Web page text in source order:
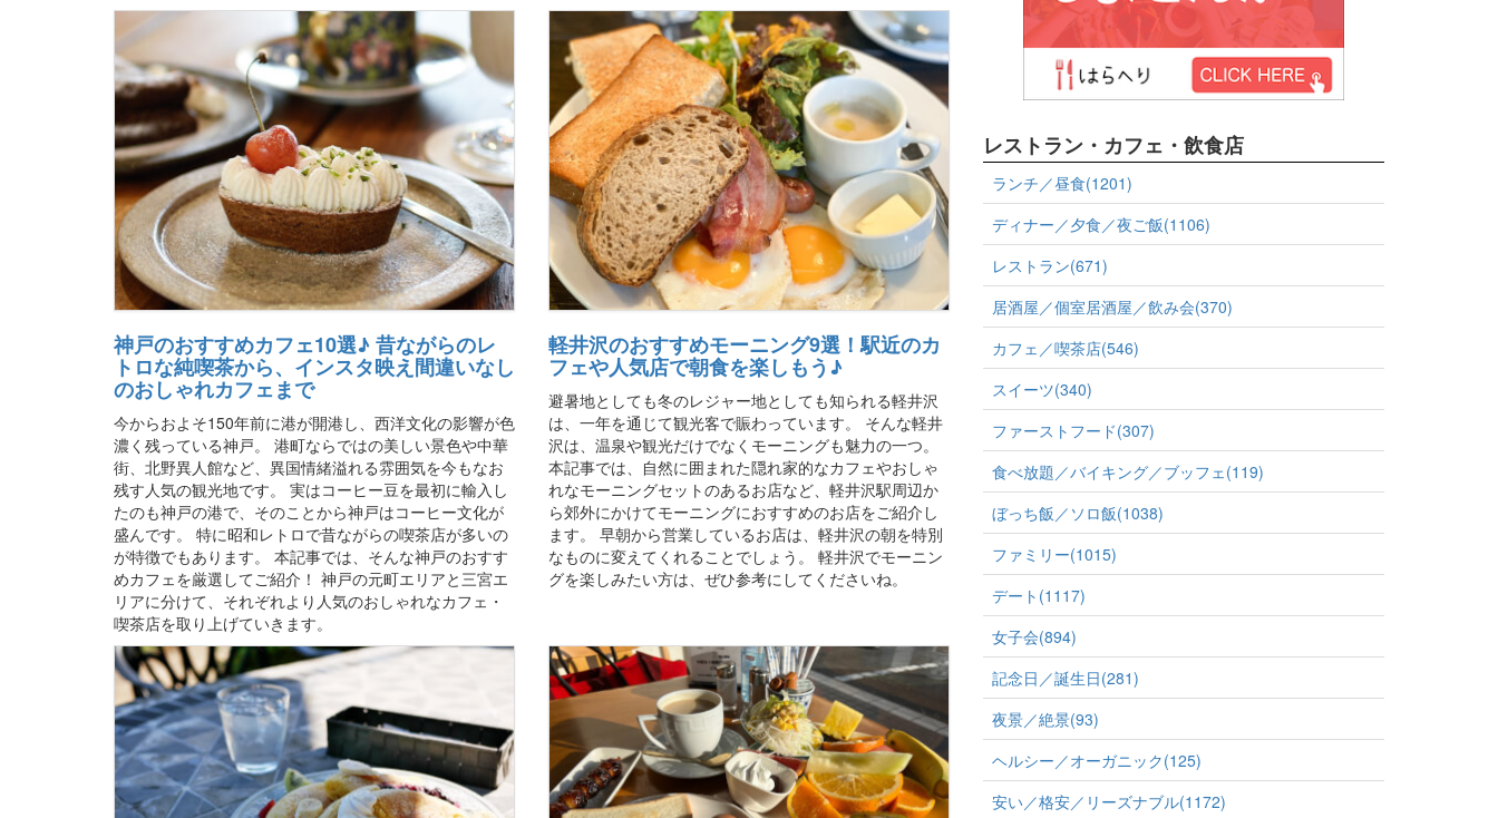
神戸のおすすめカフェ10選♪ 昔ながらのレ
トロな純喫茶から、インスタ映え間違いなし
のおしゃれカフェまで
今からおよそ150年前に港が開港し、西洋文化の影響が色
濃く残っている神戸。 港町ならではの美しい景色や中華
街、北野異人館など、異国情緒溢れる雰囲気を今もなお
残す人気の観光地です。 実はコーヒー豆を最初に輸入し
たのも神戸の港で、そのことから神戸はコーヒー文化が
盛んです。 特に昭和レトロで昔ながらの喫茶店が多いの
が特徴でもあります。 本記事では、そんな神戸のおすす
めカフェを厳選してご紹介！ 神戸の元町エリアと三宮エ
リアに分けて、それぞれより人気のおしゃれなカフェ・
喫茶店を取り上げていきます。
軽井沢のおすすめモーニング9選！駅近のカ
フェや人気店で朝食を楽しもう♪
避暑地としても冬のレジャー地としても知られる軽井沢
は、一年を通じて観光客で賑わっています。 そんな軽井
沢は、温泉や観光だけでなくモーニングも魅力の一つ。
本記事では、自然に囲まれた隠れ家的なカフェやおしゃ
れなモーニングセットのあるお店など、軽井沢駅周辺か
ら郊外にかけてモーニングにおすすめのお店をご紹介し
ます。 早朝から営業しているお店は、軽井沢の朝を特別
なものに変えてくれることでしょう。 軽井沢でモーニン
グを楽しみたい方は、ぜひ参考にしてくださいね。
レストラン・カフェ・飲食店
ランチ／昼食(1201)
ディナー／夕食／夜ご飯(1106)
レストラン(671)
居酒屋／個室居酒屋／飲み会(370)
カフェ／喫茶店(546)
スイーツ(340)
ファーストフード(307)
食べ放題／バイキング／ブッフェ(119)
ぼっち飯／ソロ飯(1038)
ファミリー(1015)
デート(1117)
女子会(894)
記念日／誕生日(281)
夜景／絶景(93)
ヘルシー／オーガニック(125)
安い／格安／リーズナブル(1172)